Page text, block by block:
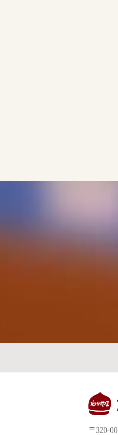
〒320-